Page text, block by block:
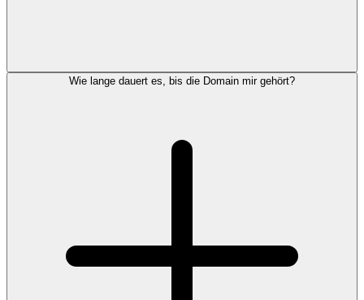
Wie lange dauert es, bis die Domain mir gehört?